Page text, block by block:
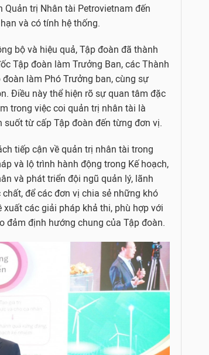
trị Nhân tài Petrovietnam đến
và có tính hệ thống.
bộ và hiệu quả, Tập đoàn đã thành
Tập đoàn làm Trưởng Ban, các Thành
làm Phó Trưởng ban, cùng sự
Điều này thể hiện rõ sự quan tâm đặc
trong việc coi quản trị nhân tài là
từ cấp Tập đoàn đến từng đơn vị.
tiếp cận về quản trị nhân tài trong
và lộ trình hành động trong Kế hoạch,
và phát triển đội ngũ quản lý, lãnh
để các đơn vị chia sẻ những khó
các giải pháp khả thi, phù hợp với
định hướng chung của Tập đoàn.